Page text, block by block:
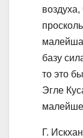
базу
то это
Эгле
Г.